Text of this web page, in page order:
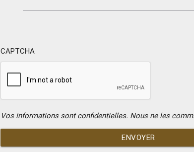
CAPTCHA
Vos informations sont confidentielles. Nous ne les
ENVOYER